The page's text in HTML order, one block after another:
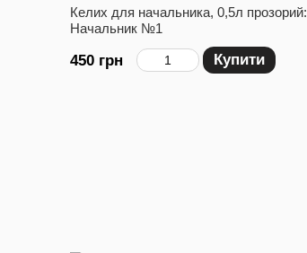
Келих для начальника, 0,5л прозорий:
Начальник №1
450 грн Купити